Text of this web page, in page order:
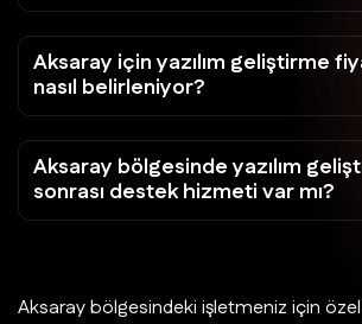
Aksaray için yazılım geliştirme
nasıl belirleniyor?
Aksaray bölgesinde yazılım
sonrası destek hizmeti var mı?
Aksaray bölgesindeki işletmeniz için özel